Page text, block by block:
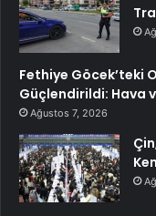
Fethiye Göcek’teki
Güçlendirildi: Hava
Ağustos 7, 2026